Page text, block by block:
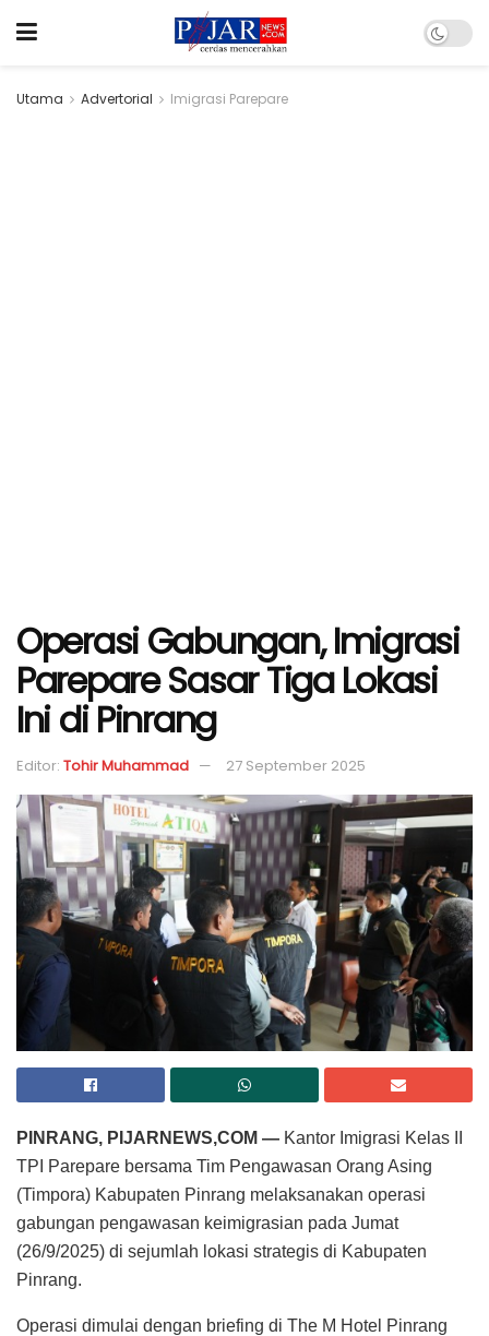
Utama Advertorial Imigrasi Parepare
Operasi Gabungan, Imigrasi
Parepare Sasar Tiga Lokasi
Ini di Pinrang
Editor: Tohir Muhammad 27 September 2025
PINRANG, PIJARNEWS,COM — Kantor Imigrasi Kelas II
TPI Parepare bersama Tim Pengawasan Orang Asing
(Timpora) Kabupaten Pinrang melaksanakan operasi
gabungan pengawasan keimigrasian pada Jumat
(26/9/2025) di sejumlah lokasi strategis di Kabupaten
Pinrang.
Operasi dimulai dengan briefing di The M Hotel Pinrang